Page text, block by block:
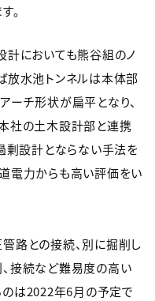
。
計においても熊谷組のノ
放水池トンネルは本体部
ーチ形状が扁平となり、
社の土木設計部と連携
剰設計とならない手法を
電力からも高い評価をい
路との接続、別に掘削し
接続など難易度の高い
は2022年6月の予定で